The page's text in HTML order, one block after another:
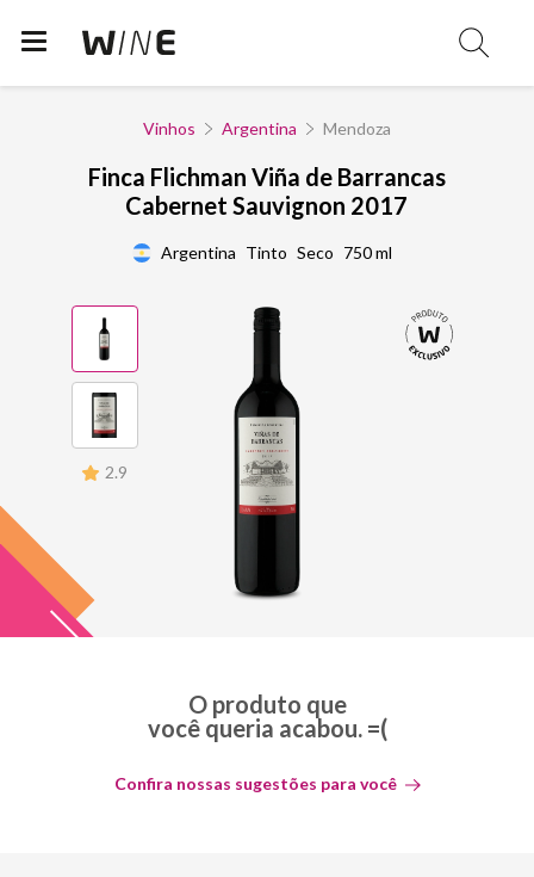
Vinhos Argentina Mendoza
Finca Flichman Viña de Barrancas
Cabernet Sauvignon 2017
Argentina Tinto Seco 750 ml
2.9
O produto que
você queria acabou. =(
Confira nossas sugestões para você